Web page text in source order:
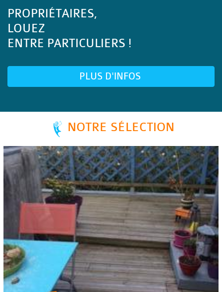
PROPRIÉTAIRES,
LOUEZ
ENTRE PARTICULIERS !
PLUS D'INFOS
NOTRE SÉLECTION